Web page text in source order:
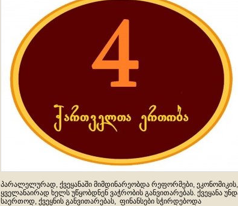
პარალელურად, ქვეყანაში მიმდინარეობდა რეფორმები,
ყველანაირად ხელს უწყობდნენ ვაჭრობის განვითარებას. ქვეყანა
საერთოდ, ქვეყნის განვითარებას, ფინანსები სჭირდებოდა